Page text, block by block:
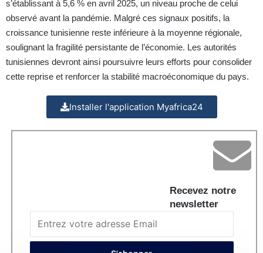
s’établissant à 5,6 % en avril 2025, un niveau proche de celui
observé avant la pandémie. Malgré ces signaux positifs, la
croissance tunisienne reste inférieure à la moyenne régionale,
soulignant la fragilité persistante de l’économie. Les autorités
tunisiennes devront ainsi poursuivre leurs efforts pour consolider
cette reprise et renforcer la stabilité macroéconomique du pays.
Installer l'application Myafrica24
Recevez notre
newsletter